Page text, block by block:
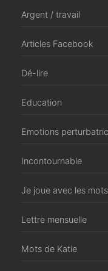
Argent / travail
Articles Facebook
Dé-lire
Education
Emotions
Incontournable
Je joue avec les
Lettre mensuelle
Mots de Katie